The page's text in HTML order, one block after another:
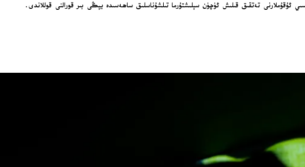
ئۇقۇملارنى تەتقىق قىلىش ئۈچۈن سېلىشتۇرما تىلشۇناسلىق ساھەسىدە يېڭى بىر قورالنى قوللاندى.